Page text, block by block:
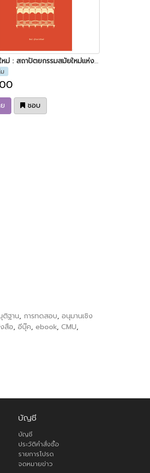
เชียงใหม่-ใหม่ : สถาปัตยกรรมสมัยใหม่แห่งเมืองเชียงใหม่ ระหว่างปี พ.ศ. 2427-2518
ชอบ
ติฐาน, การทดสอบ, อนุมานเชิง
สือ, อีบุ๊ค, ebook, CMU,
บัญชี
บัญชี
ประวัติคำสั่งซื้อ
รายการโปรด
จดหมายข่าว